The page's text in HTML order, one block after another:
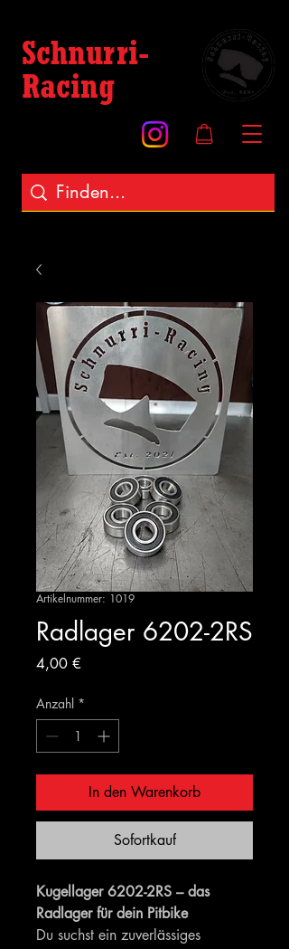
Schnurri-
Racing
Artikelnummer: 1019
Radlager 6202-2RS
4,00 €
Anzahl *
In den Warenkorb
Sofortkauf
Kugellager 6202-2RS – das
Radlager für dein Pitbike
Du suchst ein zuverlässiges